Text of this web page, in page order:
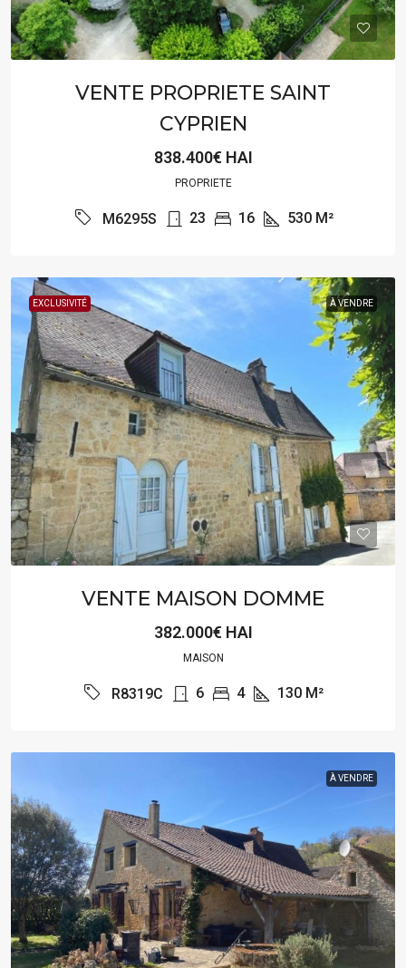
VENTE PROPRIETE SAINT
CYPRIEN
838.400€ HAI
PROPRIETE
M6295S 23 16 530 M²
EXCLUSIVITÉ À VENDRE
VENTE MAISON DOMME
382.000€ HAI
MAISON
R8319C 6 4 130 M²
À VENDRE